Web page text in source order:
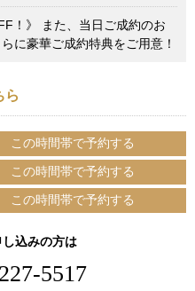
！》 また、当日ご成約のお
に豪華ご成約特典をご用意！
ら
込みの方は
5517